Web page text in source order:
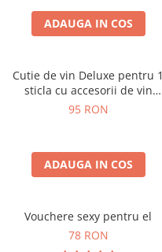
ADAUGA IN COS
Cutie de vin Deluxe pentru 1
sticla cu accesorii de vin
incluse interior oranj
95 RON
ADAUGA IN COS
Vouchere sexy pentru el
78 RON